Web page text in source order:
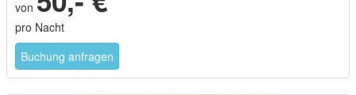
Buchung anfragen